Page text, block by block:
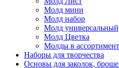
Молд мини
Молд набор
Молд универсальный
Молд Цветка
Молды в
Наборы для творчества
Основы для заколок,